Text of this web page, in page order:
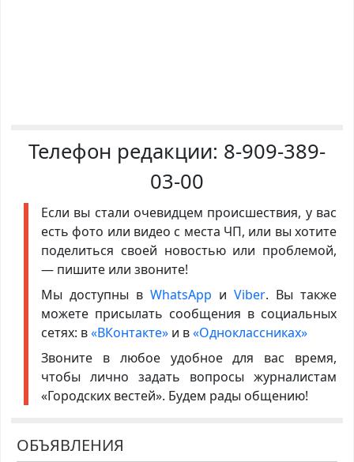
Телефон редакции: 8-909-389-
03-00
Если вы стали очевидцем происшествия, у вас
есть фото или видео с места ЧП, или вы хотите
поделиться своей новостью или проблемой,
— пишите или звоните!
Мы доступны в WhatsApp иViber. Вы также
можете присылать сообщения в социальных
сетях: в«ВКонтакте»и в«Одноклассниках»
Звоните в любое удобное для вас время,
чтобы лично задать вопросы журналистам
«Городских вестей». Будем рады общению!
ОБЪЯВЛЕНИЯ